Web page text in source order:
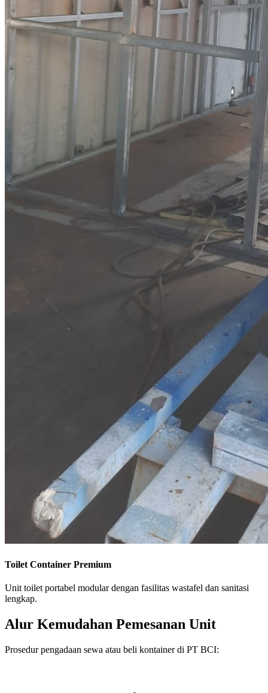
Toilet Container Premium
Unit toilet portabel modular dengan fasilitas wastafel dan sanitasi
lengkap.
Alur Kemudahan Pemesanan Unit
Prosedur pengadaan sewa atau beli kontainer di PT BCI: